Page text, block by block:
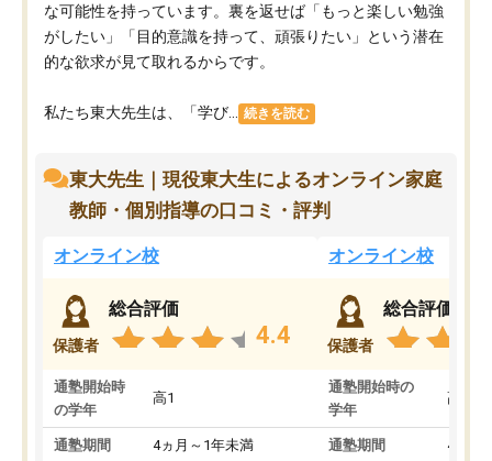
な可能性を持っています。裏を返せば「もっと楽しい勉強
がしたい」「目的意識を持って、頑張りたい」という潜在
的な欲求が見て取れるからです。
私たち東大先生は、「学び... 続きを読む
東大先生｜現役東大生によるオンライン家庭
教師・個別指導の口コミ・評判
オンライン校
保護者
総合評価
4.4
通塾開始時
の学年
高1
通塾期間 4ヵ月～1年未満
オンライン校
保護者
総合評価
通塾開始時の
学年
高3
通塾期間 4ヵ月